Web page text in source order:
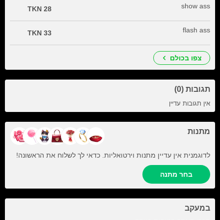
show ass
28 TKN
flash ass
33 TKN
צפו בכולם
תגובות (0)
אין תגובות עדיין
מתנות
לדוגמנית אין עדיין מתנות וירטואליות. כדאי לך לשלוח את הראשונה!
בחר מתנה
במעקב